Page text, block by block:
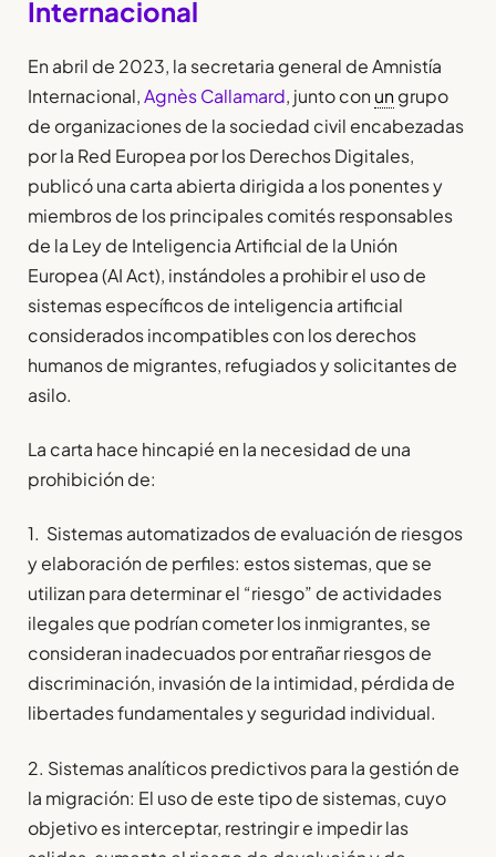
Internacional
En abril de 2023, la secretaria general de Amnistía
Internacional,Agnès Callamard, junto con un grupo
de organizaciones de la sociedad civil encabezadas
por la Red Europea por los Derechos Digitales,
publicó una carta abierta dirigida a los ponentes y
miembros de los principales comités responsables
de la Ley de Inteligencia Artificial de la Unión
Europea (AI Act), instándoles a prohibir el uso de
sistemas específicos de inteligencia artificial
considerados incompatibles con los derechos
humanos de migrantes, refugiados y solicitantes de
asilo.
La carta hace hincapié en la necesidad de una
prohibición de:
1. Sistemas automatizados de evaluación de riesgos
y elaboración de perfiles: estos sistemas, que se
utilizan para determinar el “riesgo” de actividades
ilegales que podrían cometer los inmigrantes, se
consideran inadecuados por entrañar riesgos de
discriminación, invasión de la intimidad, pérdida de
libertades fundamentales y seguridad individual.
2. Sistemas analíticos predictivos para la gestión de
la migración: El uso de este tipo de sistemas, cuyo
objetivo es interceptar, restringir e impedir las